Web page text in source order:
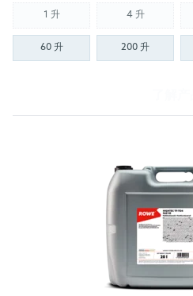
1 升(Not available) 4 升(Not available)
60 升 200 升